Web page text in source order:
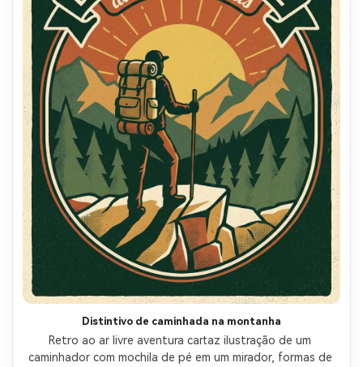
Distintivo de caminhada na montanha
Retro ao ar livre aventura cartaz ilustração de um
caminhador com mochila de pé em um mirador, formas de